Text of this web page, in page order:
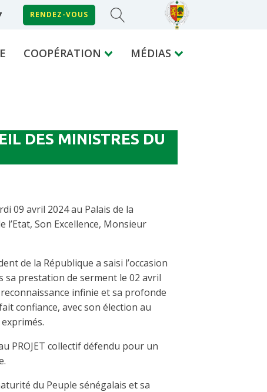
RENDEZ-VOUS
COOPÉRATION MÉDIAS
DES MINISTRES DU
09 avril 2024 au Palais de la
l’Etat, Son Excellence, Monsieur
de la République a saisi l’occasion
sa prestation de serment le 02 avril
infinie et sa profonde
confiance, avec son élection au
PROJET collectif défendu pour un
du Peuple sénégalais et sa